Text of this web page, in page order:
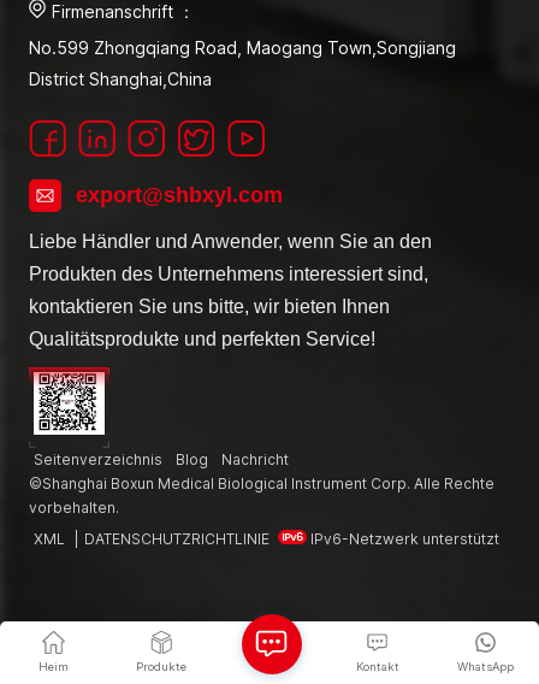
Firmenanschrift ：
No.599 Zhongqiang Road, Maogang Town,Songjiang
District Shanghai,China
export@shbxyl.com
Liebe Händler und Anwender, wenn Sie an den
Produkten des Unternehmens interessiert sind,
kontaktieren Sie uns bitte, wir bieten Ihnen
Qualitätsprodukte und perfekten Service!
Seitenverzeichnis Blog
Nachricht
©Shanghai Boxun Medical Biological Instrument Corp. Alle Rechte
vorbehalten.
XML
DATENSCHUTZRICHTLINIE IPv6-Netzwerk unterstützt
Heim Produkte WhatsApp
Kontakt